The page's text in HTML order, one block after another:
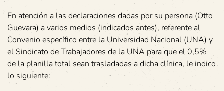
En atención a las declaraciones dadas por su persona (Otto
Guevara) a varios medios (indicados antes), referente al
Convenio específico entre la Universidad Nacional (UNA) y
el Sindicato de Trabajadores de la UNA para que el 0,5%
de la planilla total sean trasladadas a dicha clínica, le indico
lo siguiente: